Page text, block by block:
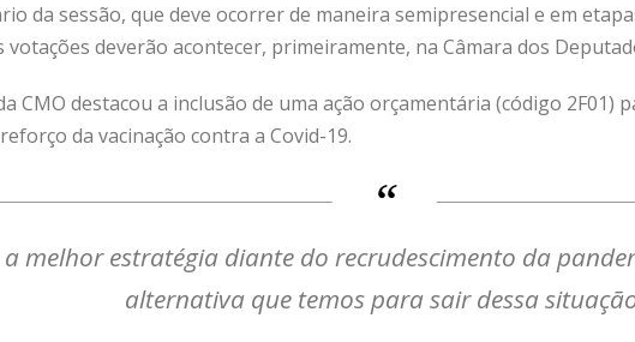
da sessão, que deve ocorrer de maneira semipresencial e em
votações deverão acontecer, primeiramente, na Câmara dos
CMO destacou a inclusão de uma ação orçamentária (código 2F01)
da vacinação contra a Covid-19.
a melhor estratégia diante do recrudescimento da
alternativa que temos para sair dessa